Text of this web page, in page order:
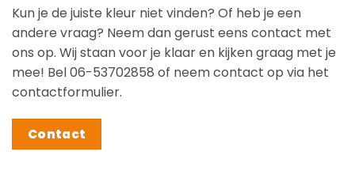
Kun je de juiste kleur niet vinden? Of heb je een
andere vraag? Neem dan gerust eens contact met
ons op. Wij staan voor je klaar en kijken graag met je
mee! Bel 06-53702858 of neem contact op via het
contactformulier.
Contact